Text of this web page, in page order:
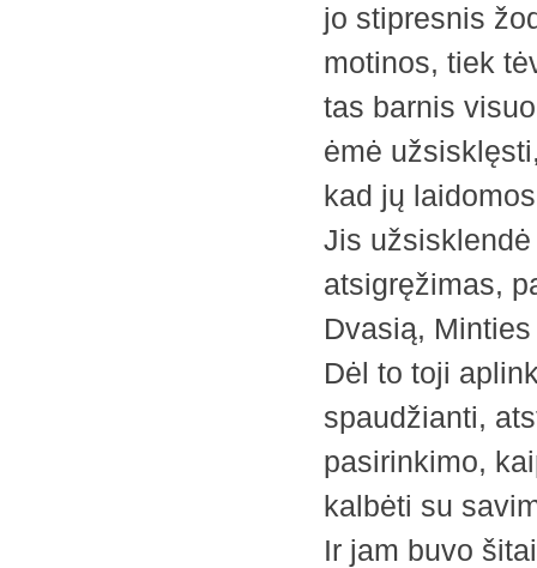
jo stipresnis
motinos, tiek
tas barnis
ėmė
kad jų
Jis
atsigręžimas,
Dvasią,
Dėl to toji
spaudžianti,
pasirinkimo,
kalbėti su
Ir jam buvo